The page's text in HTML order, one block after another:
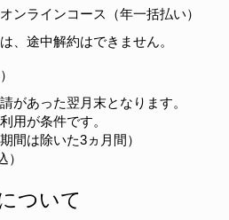
ンラインコース（年一括払い）
、途中解約はできません。
があった翌月末となります。
用が条件です。
間は除いた3ヵ月間）
ついて